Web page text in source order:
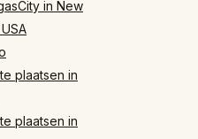
in New
plaatsen in
plaatsen in